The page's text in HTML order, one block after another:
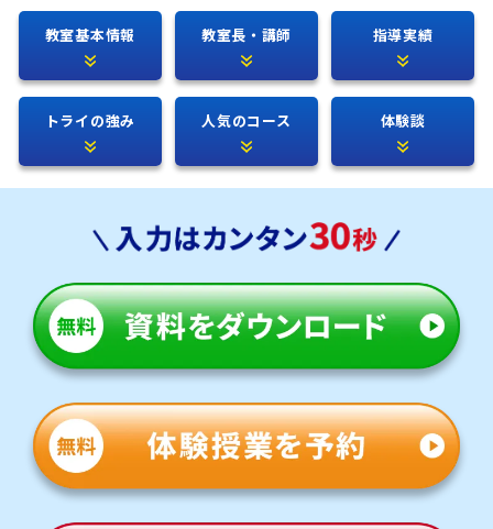
教室基本情報 教室長・講師 指導実績
トライの強み 人気のコース 体験談